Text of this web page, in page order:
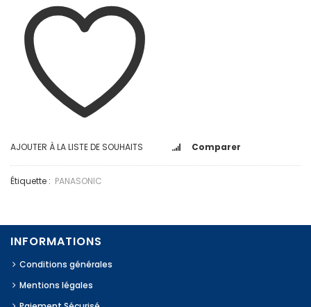
AJOUTER À LA LISTE DE SOUHAITS Comparer
Étiquette : PANASONIC
INFORMATIONS
Conditions générales
Mentions légales